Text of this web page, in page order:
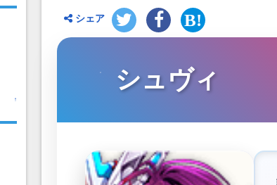
↑
シェア
シュヴィ